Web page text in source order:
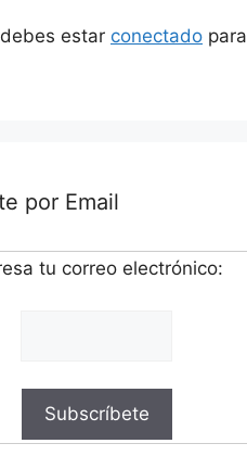
estar conectado
por Email
tu correo electrónico: